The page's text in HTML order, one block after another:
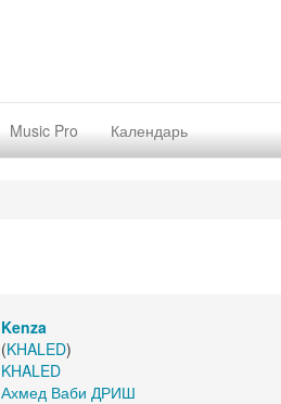
Music Pro Календарь
Kenza
(KHALED)
KHALED
Ахмед Ваби ДРИШ